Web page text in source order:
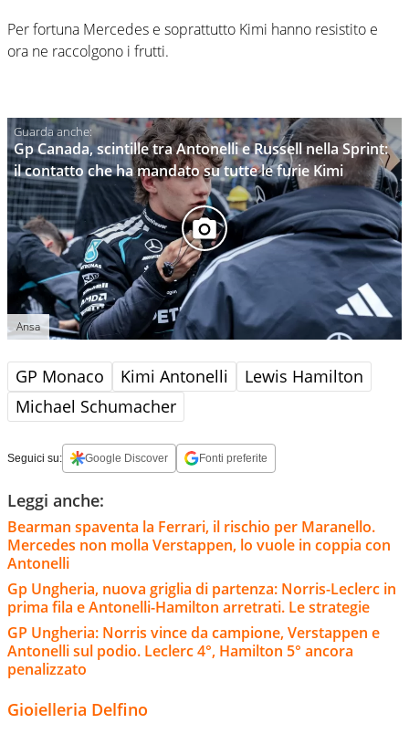
Per fortuna Mercedes e soprattutto Kimi hanno resistito e
ora ne raccolgono i frutti.
Gp Canada, scintille tra Antonelli e Russell nella Sprint:
il contatto che ha mandato su tutte le furie Kimi
Ansa
GP Monaco Kimi Antonelli
Lewis Hamilton
Michael Schumacher
Seguici su: Google Discover Fonti preferite
Leggi anche:
Bearman spaventa la Ferrari, il rischio per Maranello.
Mercedes non molla Verstappen, lo vuole in coppia con
Antonelli
Gp Ungheria, nuova griglia di partenza: Norris-Leclerc in
prima fila e Antonelli-Hamilton arretrati. Le strategie
GP Ungheria: Norris vince da campione, Verstappen e
Antonelli sul podio. Leclerc 4°, Hamilton 5° ancora
penalizzato
Gioielleria Delfino